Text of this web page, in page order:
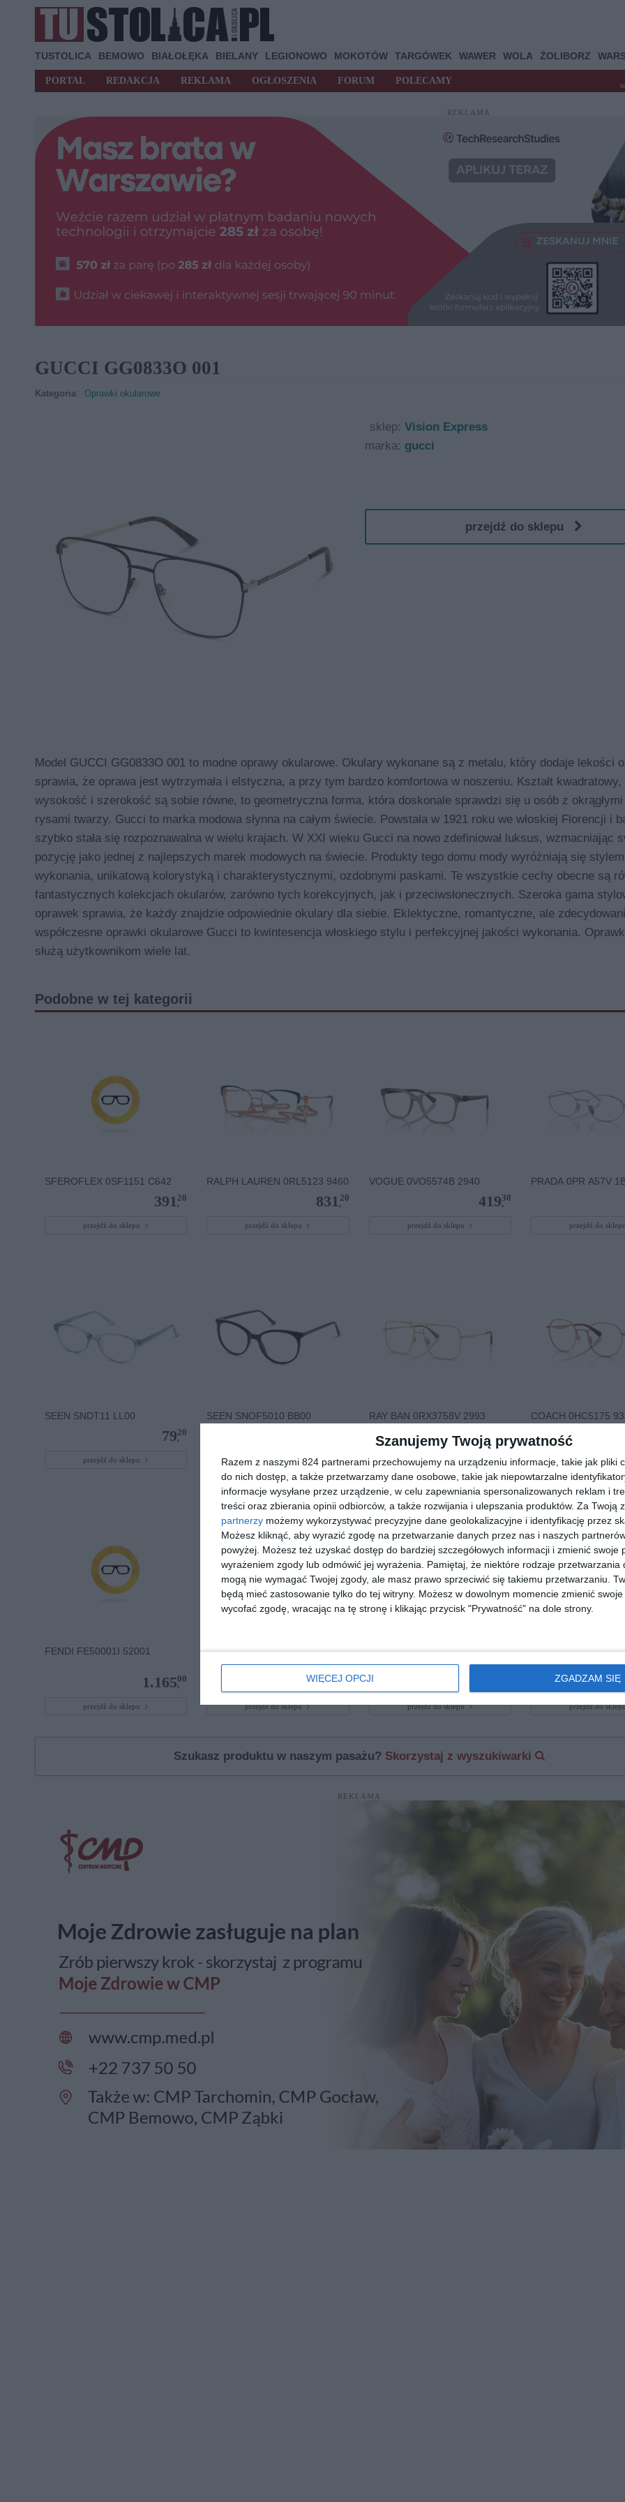
Szanujemy Twoją prywatność
Razem z naszymi 824 partnerami przechowujemy na urządzeniu informacje, takie jak pliki
do nich dostęp, a także przetwarzamy dane osobowe, takie jak niepowtarzalne
informacje wysyłane przez urządzenie, w celu zapewniania spersonalizowanych reklam i
treści oraz zbierania opinii odbiorców, a także rozwijania i ulepszania produktów. Za Twoją
partnerzy możemy wykorzystywać precyzyjne dane geolokalizacyjne i identyfikację przez
Możesz kliknąć, aby wyrazić zgodę na przetwarzanie danych przez nas i naszych
powyżej. Możesz też uzyskać dostęp do bardziej szczegółowych informacji i zmienić swoje
wyrażeniem zgody lub odmówić jej wyrażenia.
Pamiętaj, że niektóre rodzaje przetwarzania
mogą nie wymagać Twojej zgody, ale masz prawo sprzeciwić się takiemu przetwarzaniu.
będą mieć zastosowanie tylko do tej witryny. Możesz w dowolnym momencie zmienić
wycofać zgodę, wracając na tę stronę i klikając przycisk "Prywatność" na dole strony.
WIĘCEJ OPCJI ZGADZAM SIĘ
TUSTOLICA BEMOWO BIAŁOŁĘKA BIELANY LEGIONOWO MOKOTÓW TARGÓWEK WAWER WOLA ŻOLIBORZ
PORTAL REDAKCJA REKLAMA OGŁOSZENIA FORUM POLECAMY
REKLAMA
GUCCI GG0833O 001
Kategoria: Oprawki okularowe
sklep: Vision Express
marka: gucci
przejdź do sklepu
Model GUCCI GG0833O 001 to modne oprawy okularowe. Okulary wykonane są z metalu, który dodaje lekości
sprawia, że oprawa jest wytrzymała i elstyczna, a przy tym bardzo komfortowa w noszeniu. Kształt
wysokość i szerokość są sobie równe, to geometryczna forma, która doskonale sprawdzi się u osób z
rysami twarzy. Gucci to marka modowa słynna na całym świecie. Powstała w 1921 roku we włoskiej Florencji i
szybko stała się rozpoznawalna w wielu krajach. W XXI wieku Gucci na nowo zdefiniował luksus, wzmacniając
pozycję jako jednej z najlepszych marek modowych na świecie. Produkty tego domu mody wyróżniają się
wykonania, unikatową kolorystyką i charakterystycznymi, ozdobnymi paskami. Te wszystkie cechy obecne są
fantastycznych kolekcjach okularów, zarówno tych korekcyjnych, jak i przeciwsłonecznych. Szeroka gama
oprawek sprawia, że każdy znajdzie odpowiednie okulary dla siebie. Eklektyczne, romantyczne, ale
współczesne oprawki okularowe Gucci to kwintesencja włoskiego stylu i perfekcyjnej jakości wykonania.
służą użytkownikom wiele lat.
Podobne w tej kategorii
SFEROFLEX 0SF1151 C642
391 ,
20
przejdź do sklepu
RALPH LAUREN 0RL5123 9460
831 ,
20
przejdź do sklepu
VOGUE 0VO5574B 2940
419,
30
przejdź do sklepu
PRADA 0PR A57V
przejdź do
SEEN SNDT11 LL00
79,
20
przejdź do sklepu
SEEN SNOF5010 BB00
przejdź do sklepu
RAY BAN 0RX3758V 2993
468,
przejdź do sklepu
COACH 0HC5175
przejdź do
FENDI FE50001I 52001
1.165,
00
przejdź do sklepu
D BY D DBOM0028 CC00
179,
40
przejdź do sklepu
PRADA 0PR 16ZV VAU1O1
przejdź do sklepu
ARMANI
8078
przejdź do
Szukasz produktu w naszym pasażu? Skorzystaj z wyszukiwarki
REKLAMA